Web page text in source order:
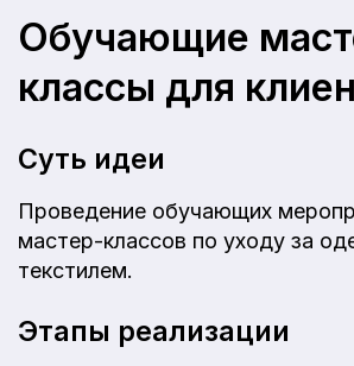
Обучающие
классы для
Суть идеи
Проведение обучающих
мастер-классов по уходу за
текстилем.
Этапы реализации